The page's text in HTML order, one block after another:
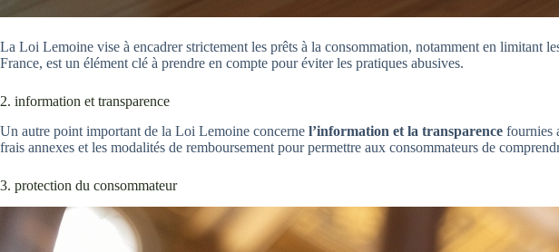
La Loi Lemoine vise à encadrer strictement les prêts à la consommation, notamment en limitant
France, est un élément clé à prendre en compte pour éviter les pratiques abusives.
2. information et transparence
Un autre point important de la Loi Lemoine concerne l’information et la transparence fournies
frais annexes et les modalités de remboursement pour permettre aux consommateurs de
3. protection du consommateur